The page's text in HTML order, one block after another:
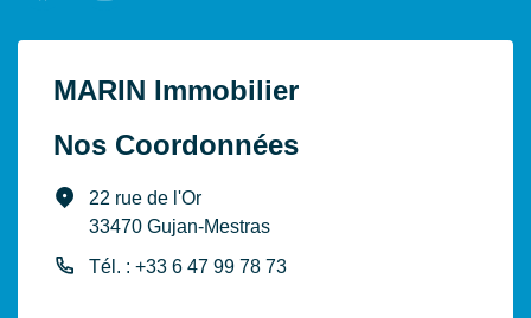
MARIN Immobilier
Nos Coordonnées
22 rue de l'Or
33470 Gujan-Mestras
Tél. : +33 6 47 99 78 73